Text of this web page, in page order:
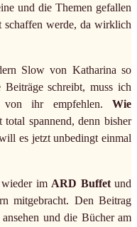
und die Themen gefallen
werde, da wirklich
Slow von Katharina so
schreibt, muss ich
ihr empfehlen. Wie
spannend, denn bisher
es jetzt unbedingt einmal
im ARD Buffetund
mitgebracht. Den Beitrag
und die Bücher am